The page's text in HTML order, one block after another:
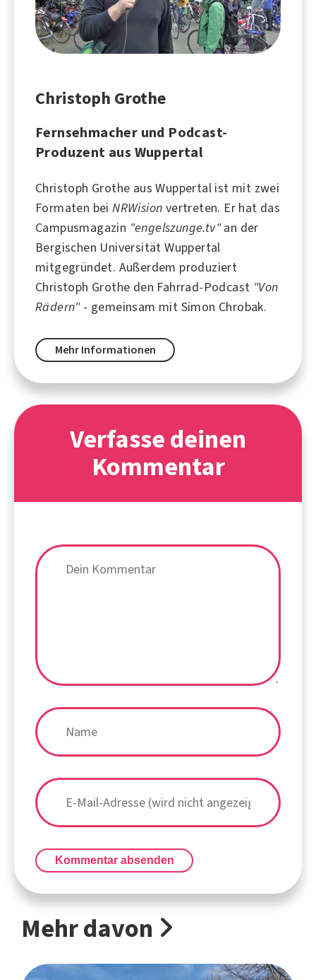
Christoph Grothe
Fernsehmacher und Podcast-
Produzent aus Wuppertal
Christoph Grothe ausWuppertal ist mit zwei
Formaten beiNRWision vertreten. Er hat das
Campusmagazin "engelszunge.tv"an der
Bergischen Universität Wuppertal
mitgegründet. Außerdem produziert
Christoph Grothe den Fahrrad-Podcast "Von
Rädern"- gemeinsam mit Simon Chrobak.
Mehr Informationen
Verfasse deinen
Kommentar
Kommentar absenden
Mehr davon